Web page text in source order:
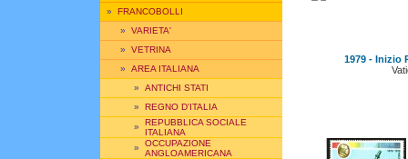
» FRANCOBOLLI
» VARIETA'
» VETRINA
» AREA ITALIANA
» ANTICHI STATI
» REGNO D'ITALIA
» REPUBBLICA SOCIALE
ITALIANA
» OCCUPAZIONE
ANGLOAMERICANA
1979 - Inizio